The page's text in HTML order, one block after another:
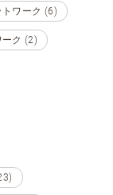
ワーク (6)
ク (2)